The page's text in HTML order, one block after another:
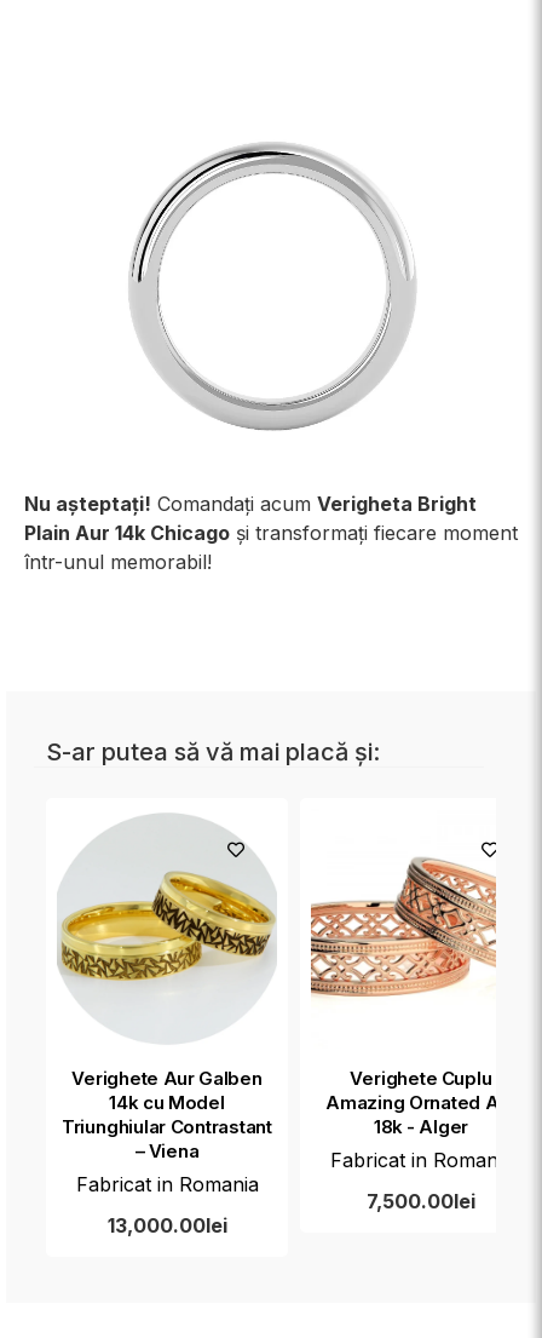
Nu așteptați! Comandați acum Verigheta Bright
Plain Aur 14k Chicago și transformați fiecare moment
într-unul memorabil!
S-ar putea să vă mai placă și:
Verighete Aur Galben
14k cu Model
Triunghiular Contrastant
– Viena
Fabricat in Romania
13,000.00lei
Verighete Cuplu
Amazing Ornated Aur
18k - Alger
Fabricat in Romania
7,500.00lei